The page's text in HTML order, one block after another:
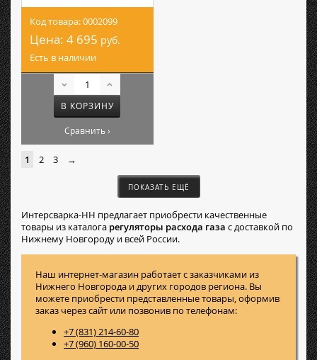
Код товара: 0002099
Цена: 4 695 руб.
Есть в наличии
В КОРЗИНУ
Сравнить ›
1 2 3 →
ПОКАЗАТЬ ЕЩЁ
Интерсварка-НН предлагает приобрести качественные
товары из каталога регуляторы расхода газа с доставкой по
Нижнему Новгороду и всей России.
Наш интернет-магазин работает с заказчиками из
Нижнего Новгорода и других городов региона. Вы
можете приобрести представленные товары, оформив
заказ через сайт или позвонив по телефонам:
+7 (831) 214-60-80
+7 (960) 160-00-50